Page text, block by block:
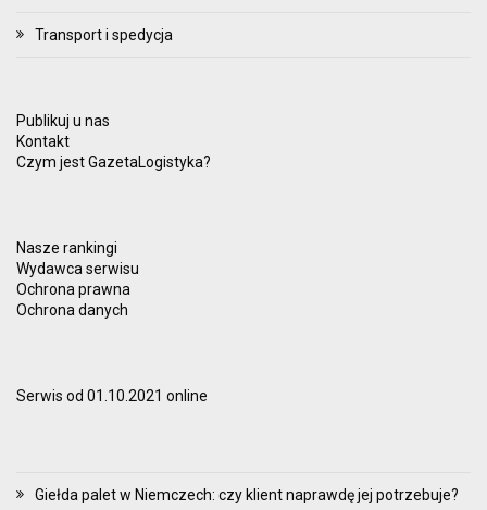
Transport i spedycja
Publikuj u nas
Kontakt
Czym jest GazetaLogistyka?
Nasze rankingi
Wydawca serwisu
Ochrona prawna
Ochrona danych
Serwis od 01.10.2021 online
Giełda palet w Niemczech: czy klient naprawdę jej potrzebuje?